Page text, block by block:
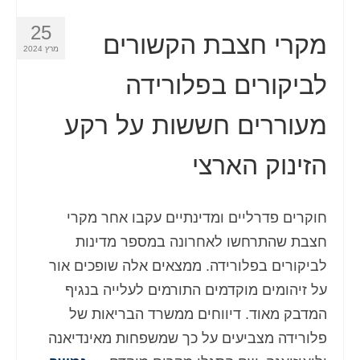
25
מרץ 2024
מקרי חצבת הקשורים
לביקורים בפלורידה
מעוררים חששות על רקע
הזינוק הארצי
חוקרים פדרליים ומדינתיים עקבו אחר מקרי
חצבת שהתרחשו לאחרונה במספר מדינות
לביקורים בפלורידה. ממצאים אלה שופכים אור
על זיהומים מוקדמים התורמים לעלייה בנגיף
המדבק מאוד. דיווחים ממשרד הבריאות של
פלורידה מצביעים על כך שמשפחות מאינדיאנה